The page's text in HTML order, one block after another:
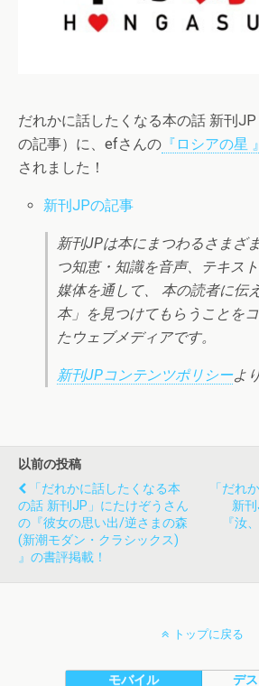
だれかに話したくなる本の話 新刊
の記事）に、efさんの 『ロシアの星 』
されました！
新刊JPの記事
新刊JPは本にまつわるさまざ
つ知恵・知識を音声、テキス
媒体を通して、 本の読者に伝
本」を見つけてもらうことを
たウェブメディアです。
新刊JPコンテンツポリシーよ
以前の投稿
「だれかに話したくなる本
の話 新刊JP」にたけぞうさん
の『彼女の思い出/逆さまの森
(新潮モダン・クラシックス)
』の書評掲載！
「だれ
新
『汝
トップに戻る
モバイル デ